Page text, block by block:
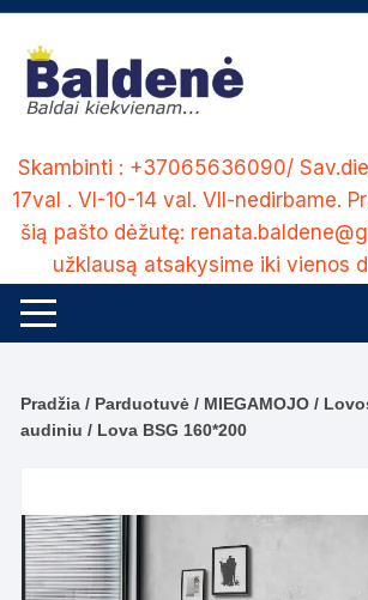
Skip
content
Skambinti : +37065636090/
17val . VI-10-14 val. VII-nedirbame.
šią pašto dėžutę:
užklausą atsakysime iki vienos
Pradžia / Parduotuvė / MIEGAMOJO /
audiniu / Lova BSG 160*200